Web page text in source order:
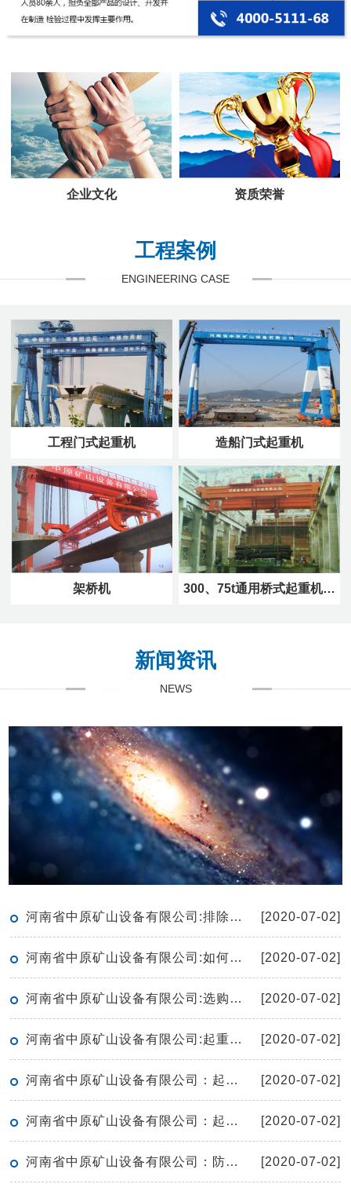
企业文化 资质荣誉
工程案例
ENGINEERING CASE
工程门式起重机 造船门式起重机
架桥机 300、75t通用桥式起重机…
新闻资讯
NEWS
[2020-07-02]
河南省中原矿山设备有限公司:排除重型机械设备故障的方法
[2020-07-02]
河南省中原矿山设备有限公司:如何有效的保养起重机
[2020-07-02]
河南省中原矿山设备有限公司:选购单梁起重机有哪些窍门呢
[2020-07-02]
河南省中原矿山设备有限公司:起重机的空负荷试运转应符合哪些要求
[2020-07-02]
河南省中原矿山设备有限公司：起重机保护接地线安全技术要求
[2020-07-02]
河南省中原矿山设备有限公司：起重机滑轮检修要点
[2020-07-02]
河南省中原矿山设备有限公司：防爆电动葫芦工作期间无法上升如何解决